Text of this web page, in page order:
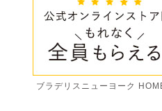
ブラデリスニューヨーク